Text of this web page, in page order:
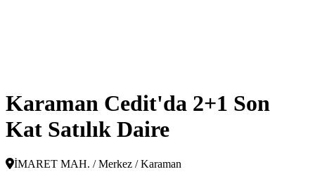
Karaman Cedit'da 2+1 Son
Kat Satılık Daire
İMARET MAH. / Merkez / Karaman